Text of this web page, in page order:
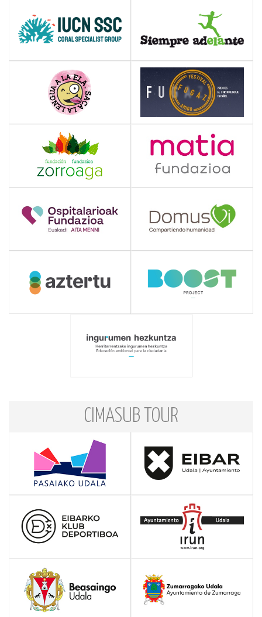
CIMASUB TOUR